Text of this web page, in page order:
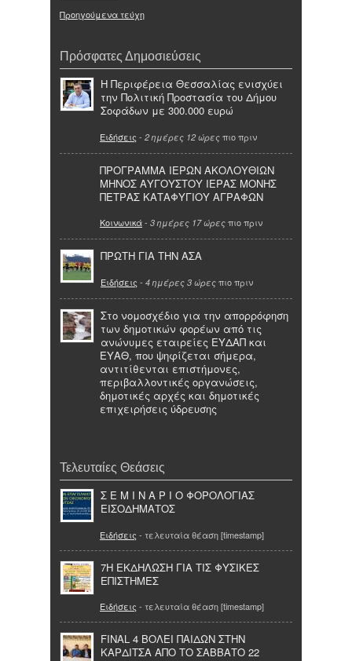
Προηγούμενα τεύχη
Πρόσφατες Δημοσιεύσεις
Η Περιφέρεια Θεσσαλίας ενισχύει
την Πολιτική Προστασία του Δήμου
Σοφάδων με 300.000 ευρώ
Ειδήσεις - 2 ημέρες 12 ώρες πιο πριν
ΠΡΟΓΡΑΜΜΑ ΙΕΡΩΝ ΑΚΟΛΟΥΘΙΩΝ
ΜΗΝΟΣ ΑΥΓΟΥΣΤΟΥ ΙΕΡΑΣ ΜΟΝΗΣ
ΠΕΤΡΑΣ ΚΑΤΑΦΥΓΙΟΥ ΑΓΡΑΦΩΝ
Κοινωνικά- 3 ημέρες 17 ώρες πιο πριν
ΠΡΩΤΗ ΓΙΑ ΤΗΝ ΑΣΑ
Ειδήσεις - 4 ημέρες 3 ώρες πιο πριν
Στο νομοσχέδιο για την απορρόφηση
των δημοτικών φορέων από τις
ανώνυμες εταιρείες ΕΥΔΑΠ και
ΕΥΑΘ, που ψηφίζεται σήμερα,
αντιτίθενται επιστήμονες,
περιβαλλοντικές οργανώσεις,
δημοτικές αρχές και δημοτικές
επιχειρήσεις ύδρευσης
Τελευταίες Θεάσεις
Σ Ε Μ Ι Ν Α Ρ Ι Ο ΦΟΡΟΛΟΓΙΑΣ
ΕΙΣΟΔΗΜΑΤΟΣ
Ειδήσεις - τελευταία θέαση [timestamp]
7Η ΕΚΔΗΛΩΣΗ ΓΙΑ ΤΙΣ ΦΥΣΙΚΕΣ
ΕΠΙΣΤΗΜΕΣ
Ειδήσεις - τελευταία θέαση [timestamp]
FINAL 4 ΒΟΛΕΙ ΠΑΙΔΩΝ ΣΤΗΝ
ΚΑΡΔΙΤΣΑ ΑΠΟ ΤΟ ΣΑΒΒΑΤΟ 22